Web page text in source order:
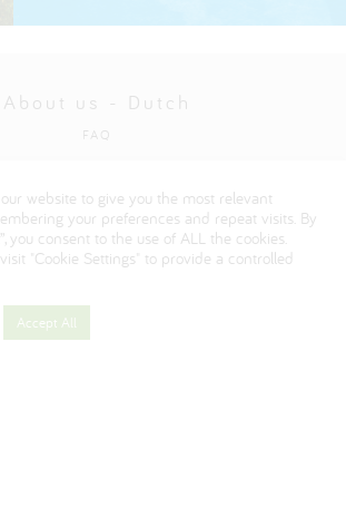
About us - Dutch
FAQ
Danone corporate website
website to give you the most relevant
your preferences and repeat visits. By
you consent to the use of ALL the cookies.
"Cookie Settings" to provide a controlled
Accept All